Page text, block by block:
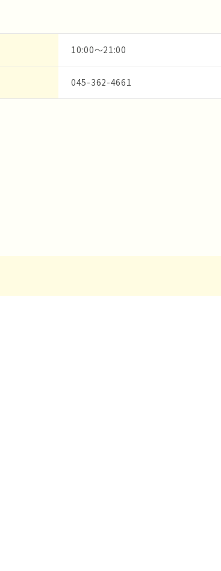
10:00～21:00
045-362-4661